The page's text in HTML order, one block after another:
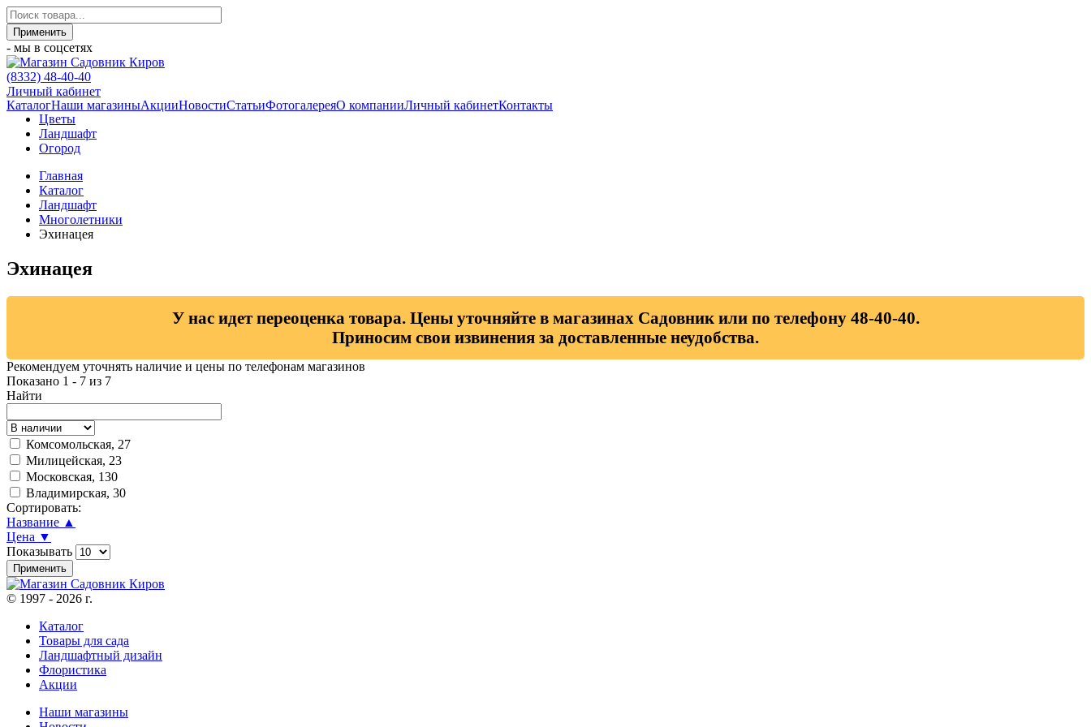
- мы в соцсетях
(8332) 48-40-40
Личный кабинет
КаталогНаши магазиныАкцииНовостиСтатьиФотогалереяО компанииЛичный кабинетКонтакты
Цветы
Ландшафт
Огород
Главная
Каталог
Ландшафт
Многолетники
Эхинацея
Эхинацея
У нас идет переоценка товара. Цены уточняйте в магазинах Садовник или по телефону 48-40-40.
Приносим свои извинения за доставленные неудобства.
Рекомендуем уточнять наличие и цены по телефонам магазинов
Показано 1 - 7 из 7
Найти
Комсомольская, 27
Милицейская, 23
Московская, 130
Владимирская, 30
Сортировать:
Название ▲
Цена ▼
Показывать
© 1997 - 2026 г.
Каталог
Товары для сада
Ландшафтный дизайн
Флористика
Акции
Наши магазины